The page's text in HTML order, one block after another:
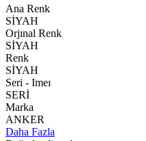
Ana Renk
SİYAH
Orjınal Renk
SİYAH
Renk
SİYAH
Seri - Imeı
SERİ
Marka
ANKER
Daha Fazla